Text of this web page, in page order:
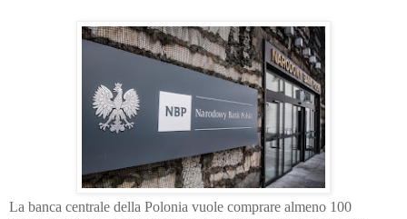
La banca centrale della Polonia vuole comprare almeno 100